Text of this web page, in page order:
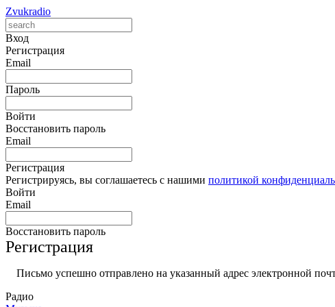
Zvukradio
Вход
Регистрация
Email
Пароль
Войти
Восстановить пароль
Email
Регистрация
Регистрируясь, вы соглашаетесь с нашими политикой
Войти
Email
Восстановить пароль
Регистрация
Письмо успешно отправлено на указанный адрес электронной
Радио